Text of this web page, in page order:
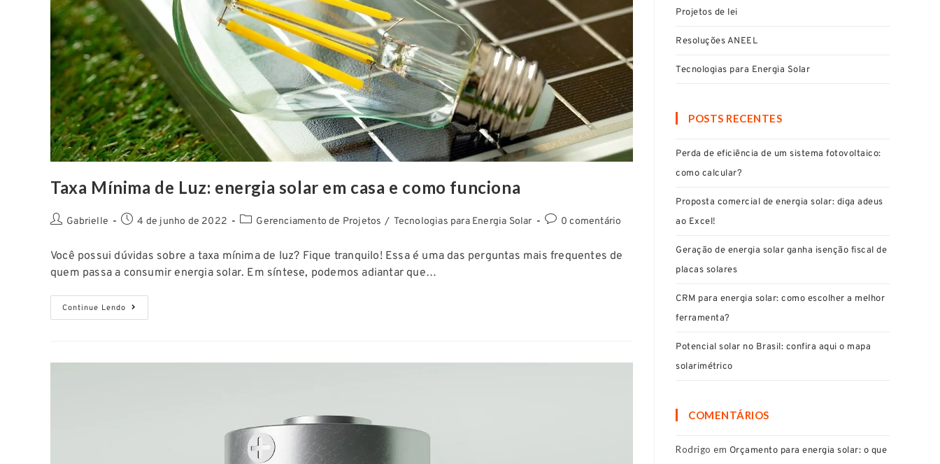
Taxa Mínima de Luz: energia solar em casa e como funciona
Gabrielle 4 de junho de 2022 Gerenciamento de Projetos / Tecnologias para Energia Solar 0 comentário
Você possui dúvidas sobre a taxa mínima de luz? Fique tranquilo! Essa é uma das perguntas mais frequentes de
quem passa a consumir energia solar. Em síntese, podemos adiantar que…
Continue Lendo
Projetos de lei
Resoluções ANEEL
Tecnologias para Energia Solar
POSTS RECENTES
Perda de eficiência de um sistema fotovoltaico:
como calcular?
Proposta comercial de energia solar: diga adeus
ao Excel!
Geração de energia solar ganha isenção fiscal de
placas solares
CRM para energia solar: como escolher a melhor
ferramenta?
Potencial solar no Brasil: confira aqui o mapa
solarimétrico
COMENTÁRIOS
Rodrigo em Orçamento para energia solar: o que